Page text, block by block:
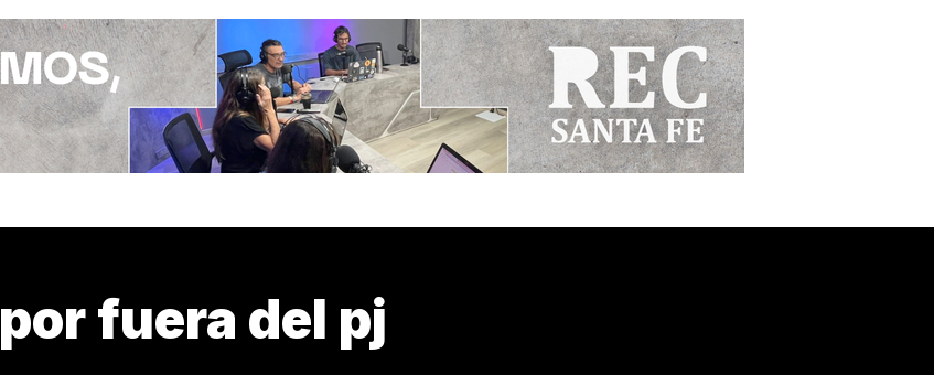
por fuera del pj